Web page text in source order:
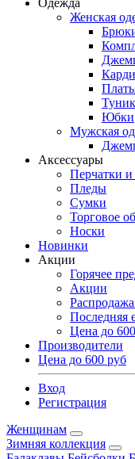
Одежда
Женская
Юбки
Мужская
Аксессуары
Перчатки
Пледы
Сумки
Торговое
Носки
Новинки
Акции
Горячее
Акции
Последняя
Цена до
Производители
Цена до 600 руб
Вход
Регистрация
Женщинам
Зимняя коллекция